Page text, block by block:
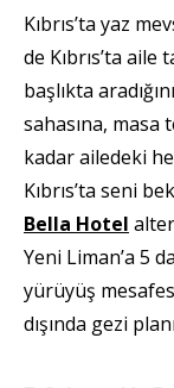
Kıbrıs’ta yaz
de Kıbrıs’ta
başlıkta
sahasına, masa
kadar ailedeki
Kıbrıs’ta seni
Bella Hotel
Yeni Liman’a 5
yürüyüş
dışında gezi